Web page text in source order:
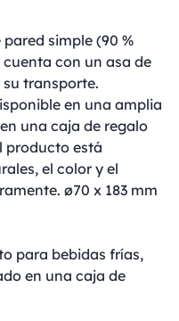
simple (90 %
con un asa de
transporte.
en una amplia
una caja de regalo
producto está
el color y el
ø70 x 183 mm
para bebidas frías,
en una caja de